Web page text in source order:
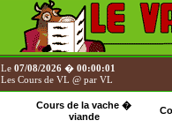
Le 07/08/2026 � 00:00:01
Les Cours de VL @ par VL
Cours de la vache �
viande